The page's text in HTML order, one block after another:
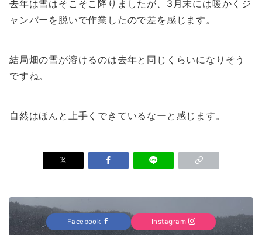
去年は雪はそこそこ降りましたが、3月末には暖かくジ
ャンバーを脱いで作業したので差を感じます。
結局畑の雪が溶けるのは去年と同じくらいになりそう
ですね。
自然はほんと上手くできているなーと感じます。
Facebook Instagram